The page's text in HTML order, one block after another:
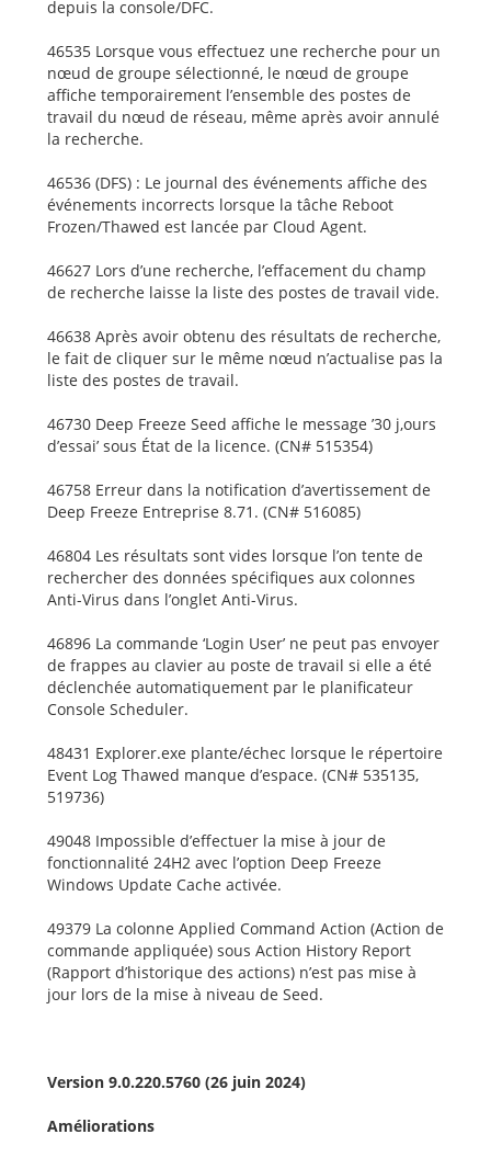
depuis la console/DFC.
46535 Lorsque vous effectuez une recherche pour un
nœud de groupe sélectionné, le nœud de groupe
affiche temporairement l’ensemble des postes de
travail du nœud de réseau, même après avoir annulé
la recherche.
46536 (DFS) : Le journal des événements affiche des
événements incorrects lorsque la tâche Reboot
Frozen/Thawed est lancée par Cloud Agent.
46627 Lors d’une recherche, l’effacement du champ
de recherche laisse la liste des postes de travail vide.
46638 Après avoir obtenu des résultats de recherche,
le fait de cliquer sur le même nœud n’actualise pas la
liste des postes de travail.
46730 Deep Freeze Seed affiche le message ’30 j,ours
d’essai’ sous État de la licence. (CN# 515354)
46758 Erreur dans la notification d’avertissement de
Deep Freeze Entreprise 8.71. (CN# 516085)
46804 Les résultats sont vides lorsque l’on tente de
rechercher des données spécifiques aux colonnes
Anti-Virus dans l’onglet Anti-Virus.
46896 La commande ‘Login User’ ne peut pas envoyer
de frappes au clavier au poste de travail si elle a été
déclenchée automatiquement par le planificateur
Console Scheduler.
48431 Explorer.exe plante/échec lorsque le répertoire
Event Log Thawed manque d’espace. (CN# 535135,
519736)
49048 Impossible d’effectuer la mise à jour de
fonctionnalité 24H2 avec l’option Deep Freeze
Windows Update Cache activée.
49379 La colonne Applied Command Action (Action de
commande appliquée) sous Action History Report
(Rapport d’historique des actions) n’est pas mise à
jour lors de la mise à niveau de Seed.
Version 9.0.220.5760 (26 juin 2024)
Améliorations